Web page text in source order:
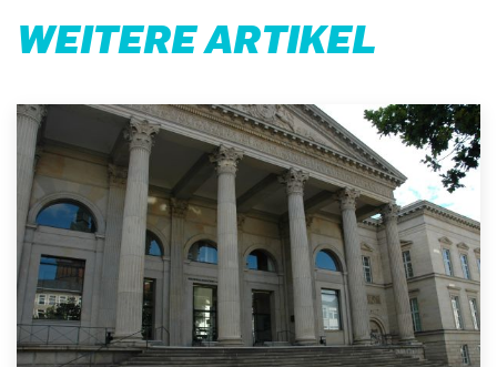
WEITERE ARTIKEL